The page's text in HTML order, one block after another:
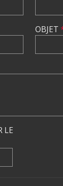
OBJET
LE